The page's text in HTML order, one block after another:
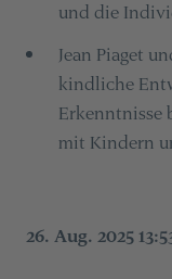
und die
Jean Piaget
kindliche
Erkenntnisse
mit Kindern
26. Aug. 2025